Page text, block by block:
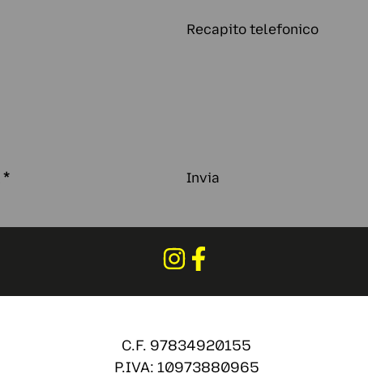
Recapito telefonico
* Invia
C.F. 97834920155
P.IVA: 10973880965